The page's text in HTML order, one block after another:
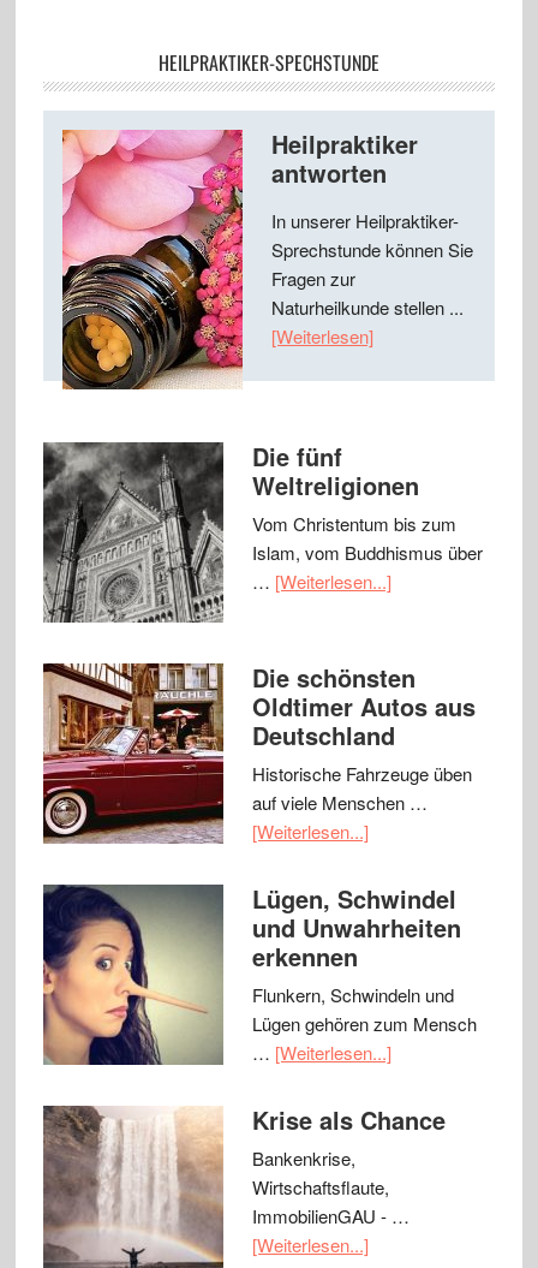
HEILPRAKTIKER-SPECHSTUNDE
Heilpraktiker
antworten
In unserer Heilpraktiker-
Sprechstunde können Sie
Fragen zur
Naturheilkunde stellen ...
[Weiterlesen]
Die fünf
Weltreligionen
Vom Christentum bis zum
Islam, vom Buddhismus über
… [Weiterlesen...]
Die schönsten
Oldtimer Autos aus
Deutschland
Historische Fahrzeuge üben
auf viele Menschen …
[Weiterlesen...]
Lügen, Schwindel
und Unwahrheiten
erkennen
Flunkern, Schwindeln und
Lügen gehören zum Mensch
… [Weiterlesen...]
Krise als Chance
Bankenkrise,
Wirtschaftsflaute,
ImmobilienGAU - …
[Weiterlesen...]